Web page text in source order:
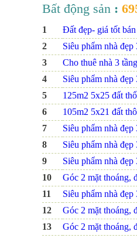
Bất động sản :
1 Đất đẹp- giá tốt
2
Siêu phẩm nhà
3
Cho thuê nhà 3
4
Siêu phẩm nhà
5
125m2 5x25 đất
6
105m2 5x21 đất
7
Siêu phẩm nhà
8
Siêu phẩm nhà
9
Siêu phẩm nhà
10
Góc 2 mặt thoáng,
11
Siêu phẩm nhà
12
Góc 2 mặt thoáng,
13
Góc 2 mặt thoáng,